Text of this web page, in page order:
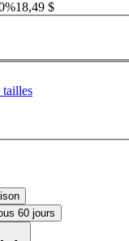
%18,49 $
tailles
60 jours